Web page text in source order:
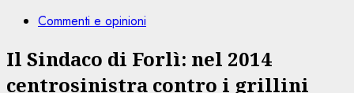
Commenti e opinioni
Il Sindaco di Forlì: nel 2014
centrosinistra contro i grillini